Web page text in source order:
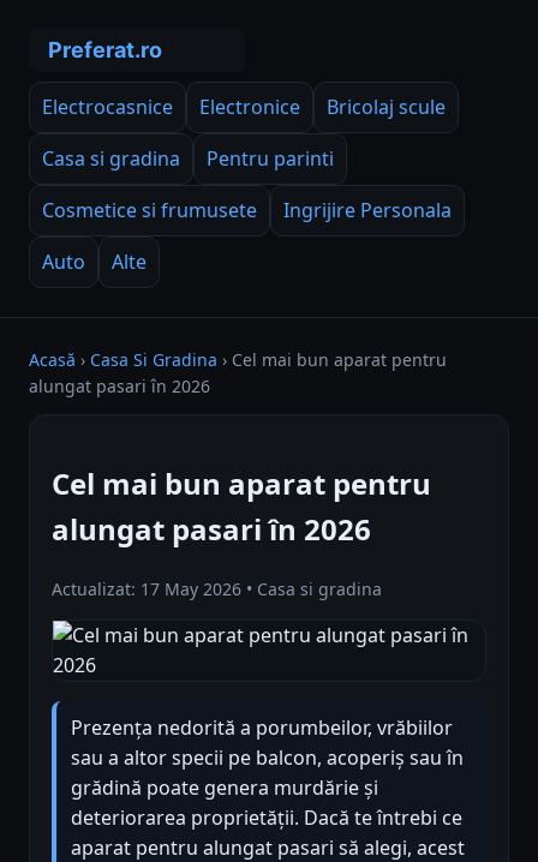
Electrocasnice Electronice
Bricolaj scule
Casa si gradina
Pentru parinti
Cosmetice si frumusete
Ingrijire Personala
Auto
Alte
Acasă › Casa Si Gradina › Cel mai bun aparat pentru
alungat pasari în 2026
Cel mai bun aparat pentru
alungat pasari în 2026
Actualizat: 17 May 2026 • Casa si gradina
Prezența nedorită a porumbeilor, vrăbiilor
sau a altor specii pe balcon, acoperiș sau în
grădină poate genera murdărie și
deteriorarea proprietății. Dacă te întrebi ce
aparat pentru alungat pasari să alegi, acest